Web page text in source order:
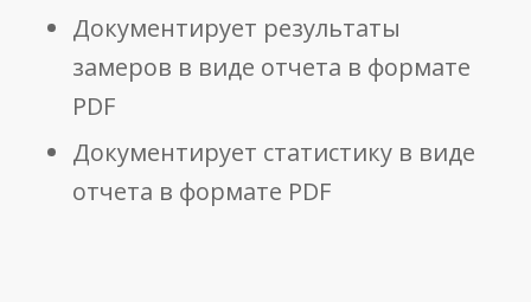
Документирует результаты
замеров в виде отчета в формате
PDF
Документирует статистику в виде
отчета в формате PDF